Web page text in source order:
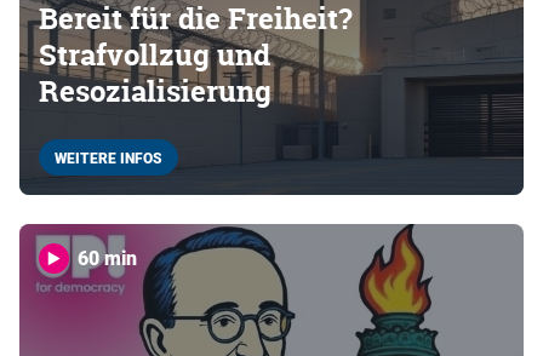
Bereit für die Freiheit?
Strafvollzug und
Resozialisierung
WEITERE INFOS
60 min